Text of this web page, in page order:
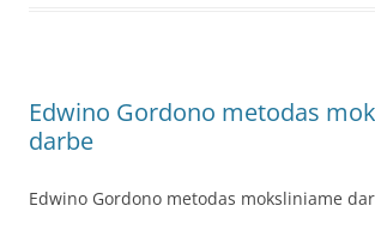
Edwino Gordono metodas
darbe
Edwino Gordono metodas moksliniame